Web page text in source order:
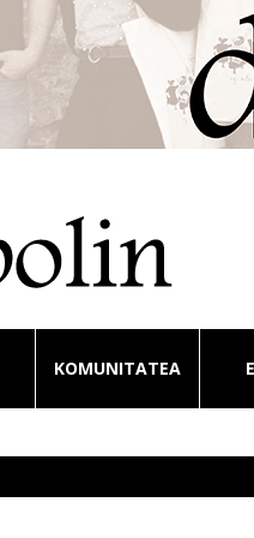
KOMUNITATEA